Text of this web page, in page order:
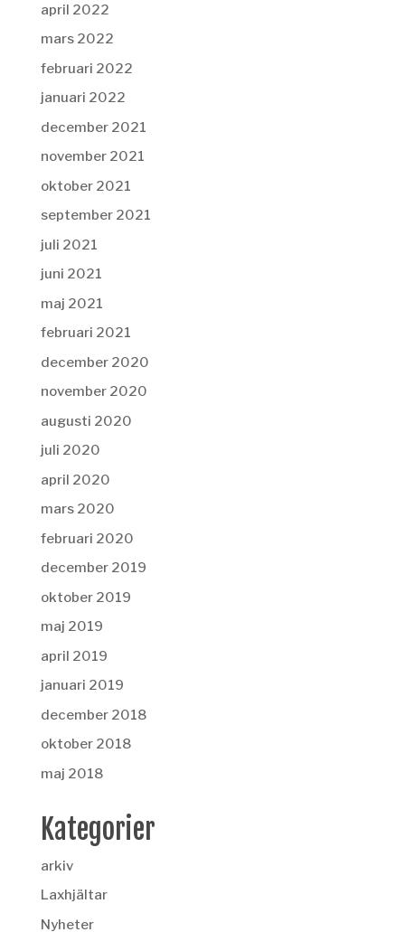
april 2022
mars 2022
februari 2022
januari 2022
december 2021
november 2021
oktober 2021
september 2021
juli 2021
juni 2021
maj 2021
februari 2021
december 2020
november 2020
augusti 2020
juli 2020
april 2020
mars 2020
februari 2020
december 2019
oktober 2019
maj 2019
april 2019
januari 2019
december 2018
oktober 2018
maj 2018
Kategorier
arkiv
Laxhjältar
Nyheter